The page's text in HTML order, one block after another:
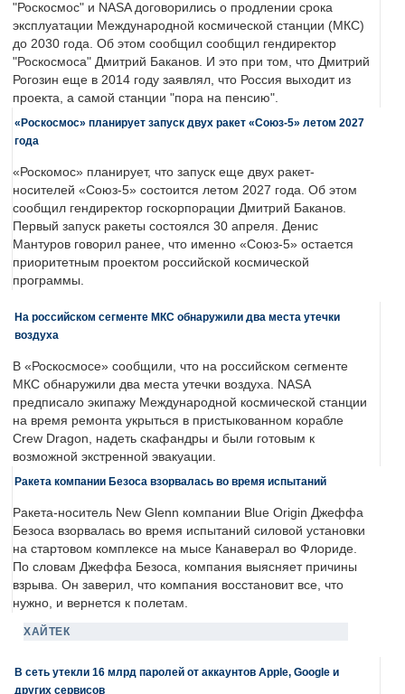
"Роскосмос" и NASA договорились о продлении срока
эксплуатации Международной космической станции (МКС)
до 2030 года. Об этом сообщил сообщил гендиректор
"Роскосмоса" Дмитрий Баканов. И это при том, что Дмитрий
Рогозин еще в 2014 году заявлял, что Россия выходит из
проекта, а самой станции "пора на пенсию".
«Роскосмос» планирует запуск двух ракет «Союз-5» летом 2027
года
«Роскомос» планирует, что запуск еще двух ракет-
носителей «Союз-5» состоится летом 2027 года. Об этом
сообщил гендиректор госкорпорации Дмитрий Баканов.
Первый запуск ракеты состоялся 30 апреля. Денис
Мантуров говорил ранее, что именно «Союз-5» остается
приоритетным проектом российской космической
программы.
На российском сегменте МКС обнаружили два места утечки
воздуха
В «Роскосмосе» сообщили, что на российском сегменте
МКС обнаружили два места утечки воздуха. NASA
предписало экипажу Международной космической станции
на время ремонта укрыться в пристыкованном корабле
Crew Dragon, надеть скафандры и были готовым к
возможной экстренной эвакуации.
Ракета компании Безоса взорвалась во время испытаний
Ракета-носитель New Glenn компании Blue Origin Джеффа
Безоса взорвалась во время испытаний силовой установки
на стартовом комплексе на мысе Канаверал во Флориде.
По словам Джеффа Безоса, компания выясняет причины
взрыва. Он заверил, что компания восстановит все, что
нужно, и вернется к полетам.
ХАЙТЕК
В сеть утекли 16 млрд паролей от аккаунтов Apple, Google и
других сервисов